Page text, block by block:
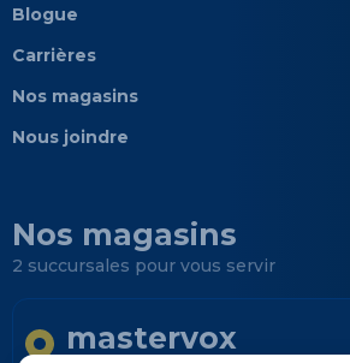
Blogue
Carrières
Nos magasins
Nous joindre
Nos magasins
2 succursales pour vous servir
mastervox